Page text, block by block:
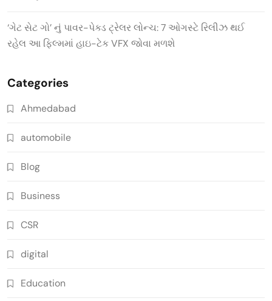
‘ગેટ સેટ ગો’ નું પાવર-પેક્ડ ટ્રેલર લોન્ચ: 7 ઓગસ્ટે રિલીઝ થઈ
રહેલ આ ફિલ્મમાં હાઇ-ટેક VFX જોવા મળશે
Categories
Ahmedabad
automobile
Blog
Business
CSR
digital
Education